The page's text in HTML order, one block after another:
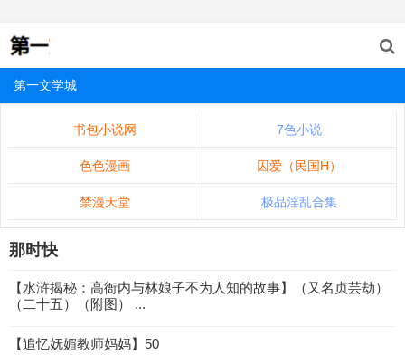
第一文学城
书包小说网 7色小说
色色漫画 囚爱（民国H）
禁漫天堂 极品淫乱合集
那时快
【水浒揭秘：高衙内与林娘子不为人知的故事】（又名贞芸劫）
（二十五）（附图） ...
【追忆妩媚教师妈妈】50